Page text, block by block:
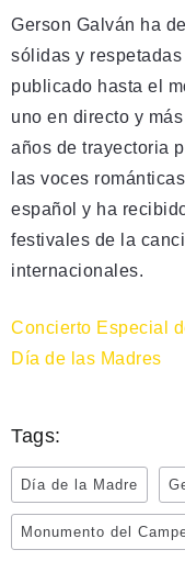
Gerson Galván ha
sólidas y
publicado hasta el
uno en directo y
años de trayectoria
las voces
español y ha
festivales de la
internacionales.
Concierto Especial
Día de las Madres
Tags:
Día de la Madre
Monumento del